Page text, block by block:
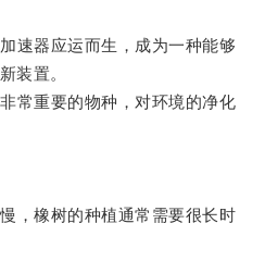
器应运而生，成为一种能够
装置。
重要的物种，对环境的净化
橡树的种植通常需要很长时